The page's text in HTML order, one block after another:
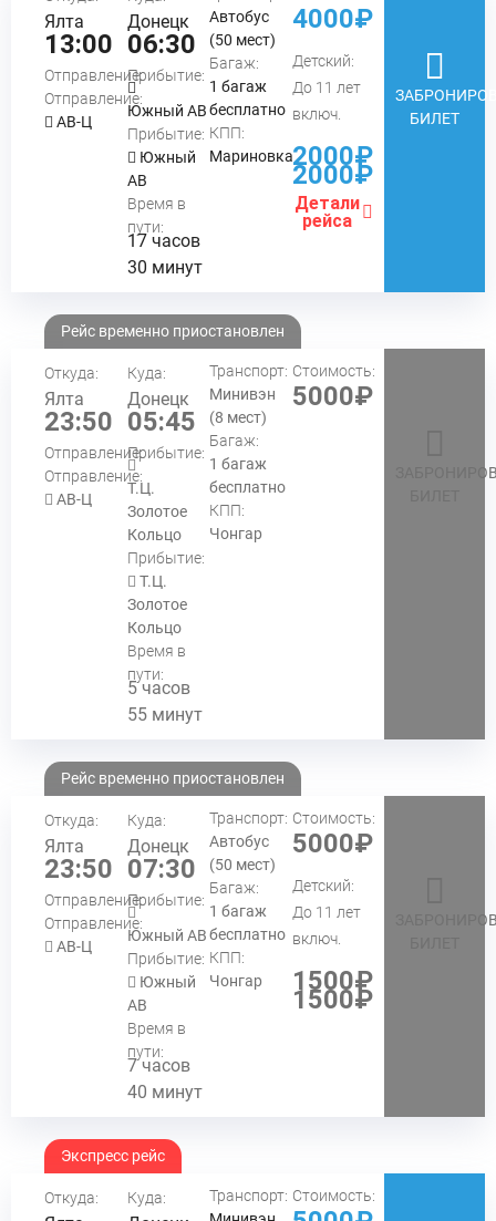
Ялта
13:00
Отправление:
Отправление:
АВ-Ц
Донецк
06:30
Прибытие:
Южный АВ
Прибытие:
Южный
АВ
Время в
пути:
17 часов
30 минут
Автобус
(50 мест)
Багаж:
1 багаж
бесплатно
КПП:
Мариновка
4000₽
Детский:
До 11 лет
включ.
2000₽
2000₽
Детали
рейса
БИЛЕТ
Рейс временно приостановлен
Откуда:
Ялта
23:50
Отправление:
Отправление:
АВ-Ц
Куда:
Донецк
05:45
Прибытие:
Т.Ц.
Золотое
Кольцо
Прибытие:
Т.Ц.
Золотое
Кольцо
Время в
пути:
5 часов
55 минут
Транспорт:
Минивэн
(8 мест)
Багаж:
1 багаж
бесплатно
КПП:
Чонгар
Стоимость:
5000₽
Рейс временно приостановлен
Откуда:
Ялта
23:50
Отправление:
Отправление:
АВ-Ц
Куда:
Донецк
07:30
Прибытие:
Южный АВ
Прибытие:
Южный
АВ
Время в
пути:
7 часов
40 минут
Транспорт:
Автобус
(50 мест)
Багаж:
1 багаж
бесплатно
КПП:
Чонгар
Стоимость:
5000₽
Детский:
До 11 лет
включ.
1500₽
1500₽
Экспресс рейс
Откуда: Куда:
Транспорт: Стоимость: